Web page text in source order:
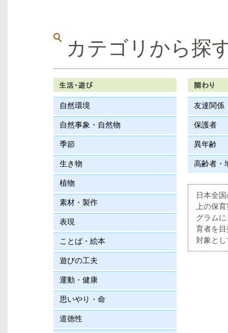
日本全
上の保
グラム
育者を
対象と
カテゴリから探
自然環境
自然事象・自然物
季節
生き物
植物
素材・製作
表現
ことば・絵本
遊びの工夫
運動・健康
思いやり・命
道徳性
友達関係
保護者
異年齢
高齢者・